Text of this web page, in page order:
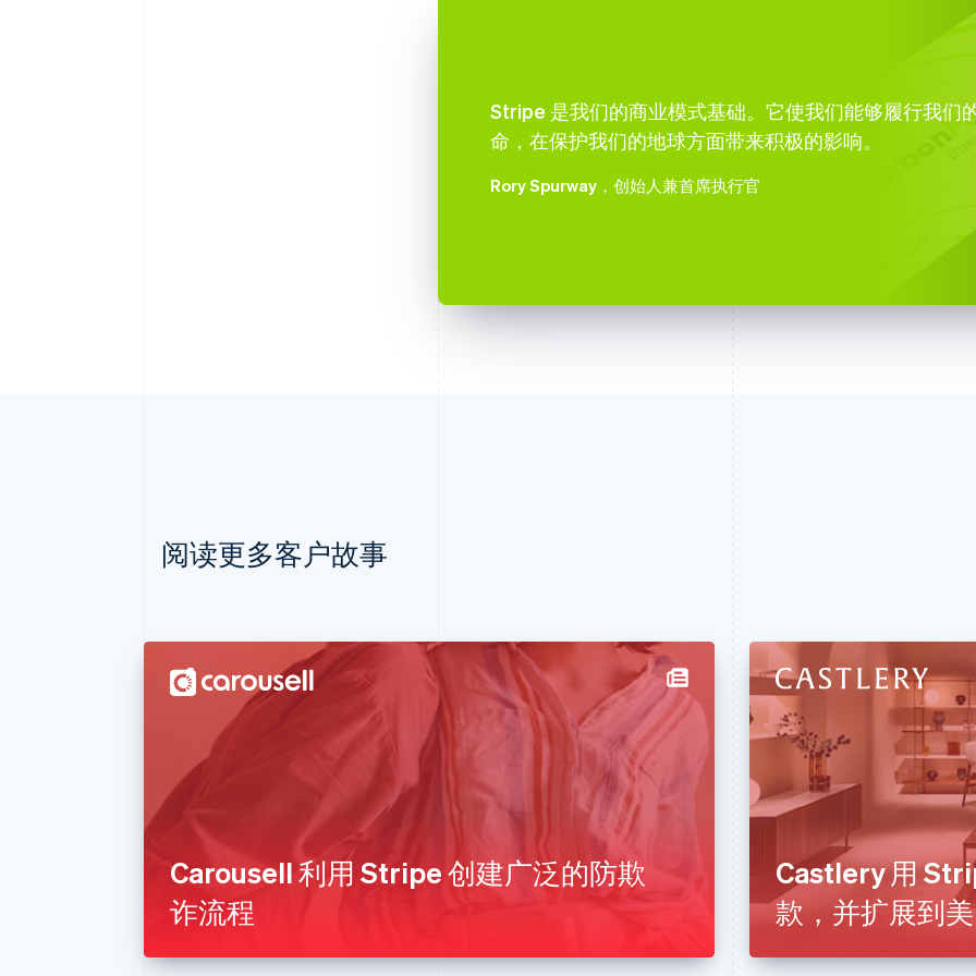
Stripe 是我们的商业模式基础。它使我们能够履行我们
命，在保护我们的地球方面带来积极的影响。
Rory Spurway ，创始人兼首席执行官
阅读更多客户故事
Carousell 利用 Stripe 创建广泛的防欺
诈流程
Castlery 用
款，并扩展到